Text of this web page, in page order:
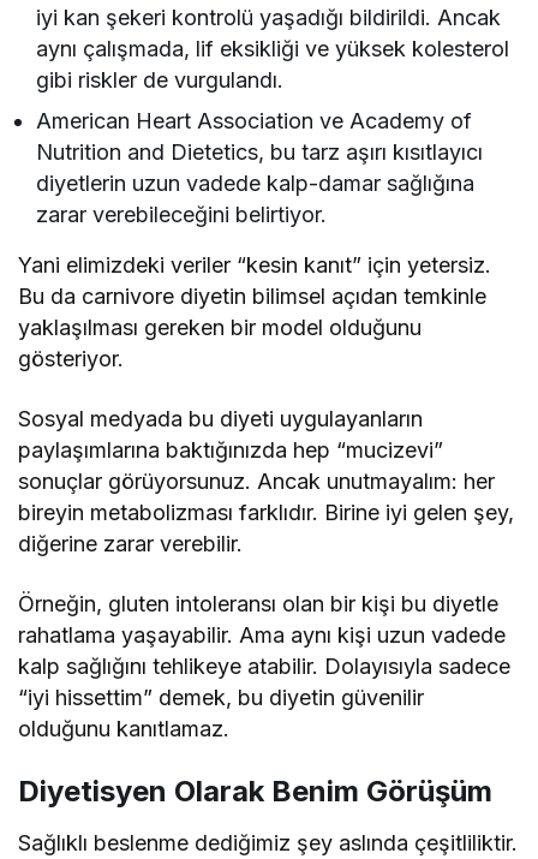
iyi kan şekeri kontrolü yaşadığı bildirildi. Ancak
aynı çalışmada, lif eksikliği ve yüksek kolesterol
gibi riskler de vurgulandı.
American Heart Association ve Academy of
Nutrition and Dietetics, bu tarz aşırı kısıtlayıcı
diyetlerin uzun vadede kalp-damar sağlığına
zarar verebileceğini belirtiyor.
Yani elimizdeki veriler “kesin kanıt” için yetersiz.
Bu da carnivore diyetin bilimsel açıdan temkinle
yaklaşılması gereken bir model olduğunu
gösteriyor.
Sosyal medyada bu diyeti uygulayanların
paylaşımlarına baktığınızda hep “mucizevi”
sonuçlar görüyorsunuz. Ancak unutmayalım: her
bireyin metabolizması farklıdır. Birine iyi gelen şey,
diğerine zarar verebilir.
Örneğin, gluten intoleransı olan bir kişi bu diyetle
rahatlama yaşayabilir. Ama aynı kişi uzun vadede
kalp sağlığını tehlikeye atabilir. Dolayısıyla sadece
“iyi hissettim” demek, bu diyetin güvenilir
olduğunu kanıtlamaz.
Diyetisyen Olarak Benim Görüşüm
Sağlıklı beslenme dediğimiz şey aslında çeşitliliktir.